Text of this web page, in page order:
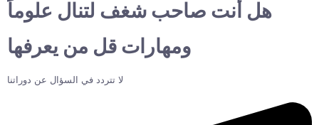
هل أنت صاحب شغف لتنال علوماً
ومهارات قل من يعرفها
لا تتردد في السؤال عن دوراتنا